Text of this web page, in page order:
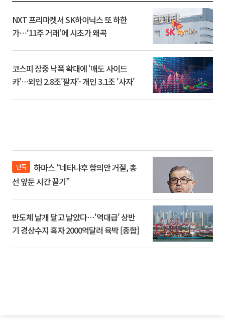
NXT 프리마켓서 SK하이닉스 또 하한
가⋯‘11주 거래’에 시초가 왜곡
코스피 장중 낙폭 확대에 '매도 사이드
카'…외인 2.8조'팔자'· 개인 3.1조 '사자'
단독
선 앞둔 시간 끌기”
반도체 날개 달고 날았다⋯'역대급' 상반
기 경상수지 흑자 2000억달러 육박 [종합]